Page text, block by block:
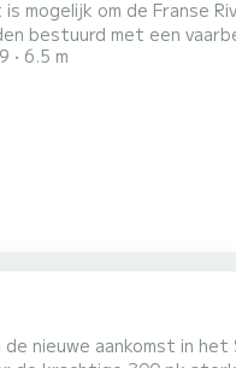
om de Franse
bestuurd met een
2023.
6.5 m
nieuwe aankomst in